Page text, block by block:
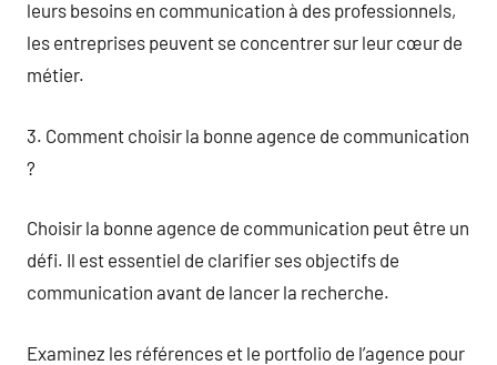
leurs besoins en communication à des professionnels,
les entreprises peuvent se concentrer sur leur cœur de
métier.
3. Comment choisir la bonne agence de communication
?
Choisir la bonne agence de communication peut être un
défi. Il est essentiel de clarifier ses objectifs de
communication avant de lancer la recherche.
Examinez les références et le portfolio de l’agence pour